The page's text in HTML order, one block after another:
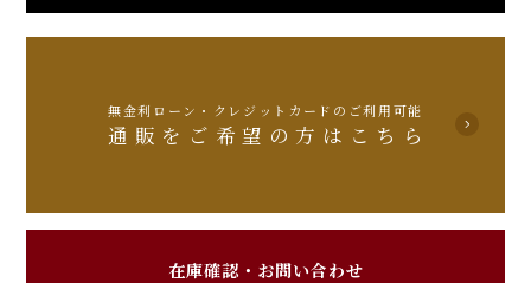
無金利ローン・クレジットカードのご利用可能
通販をご希望の方はこちら
在庫確認・お問い合わせ